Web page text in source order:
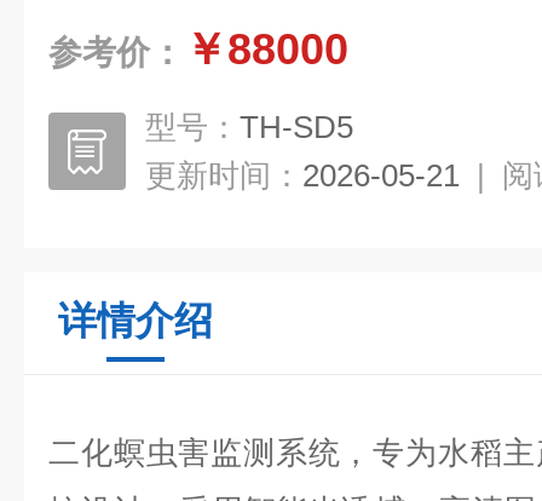
参考价： ￥88000
型号： TH-SD5
更新时间： 2026-05-21 | 阅
详情介绍
二化螟虫害监测系统，专为水稻